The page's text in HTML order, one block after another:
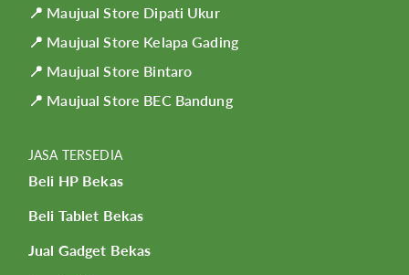
📍 Maujual Store Dipati Ukur
📍 Maujual Store Kelapa Gading
📍 Maujual Store Bintaro
📍 Maujual Store BEC Bandung
JASA TERSEDIA
Beli HP Bekas
Beli Tablet Bekas
Jual Gadget Bekas